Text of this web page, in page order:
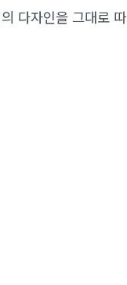
다자인을 그대로 따